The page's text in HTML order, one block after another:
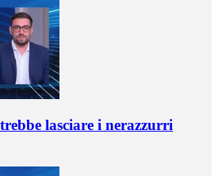
lasciare i nerazzurri